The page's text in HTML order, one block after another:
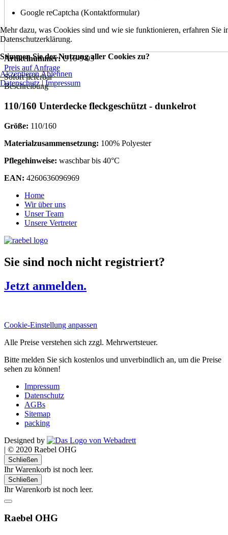
Artikelnummer:U16-9-03
Preis auf Anfrage
Sofort lieferbar
Beschreibung
110/160 Unterdecke fleckgeschützt - dunkelrot
Größe: 110/160
Materialzusammensetzung: 100% Polyester
Pflegehinweise: waschbar bis 40°C
EAN: 4260636096969
Home
Wir über uns
Unser Team
Unsere Vertreter
Sie sind noch nicht registriert?
Jetzt anmelden.
Cookie-Einstellung anpassen
Alle Preise verstehen sich zzgl. Mehrwertsteuer.
Bitte melden Sie sich kostenlos und unverbindlich an, um die Preise
sehen zu können!
Impressum
Datenschutz
AGBs
Sitemap
packing
Designed by
| © 2020 Raebel OHG
Schließen
Ihr Warenkorb ist noch leer.
Schließen
Ihr Warenkorb ist noch leer.
Raebel OHG
Google reCaptcha (Kontaktformular)
Mehr dazu, was Cookies sind und wie sie funktionieren, erfahren Sie
Datenschutzerklärung.
Stimmen Sie der Nutzung aller Cookies zu?
AkzeptierenAblehnen
Datenschutz|Impressum